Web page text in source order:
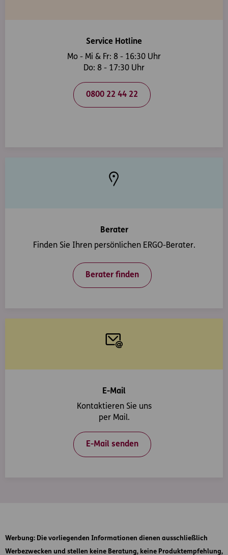
Service Hotline
Mo - Mi & Fr: 8 - 16:30 Uhr
Do: 8 - 17:30 Uhr
0800 22 44 22
Berater
Finden Sie Ihren persönlichen ERGO-Berater.
Berater finden
E-Mail
Kontaktieren Sie uns
per Mail.
E-Mail senden
Werbung: Die vorliegenden Informationen dienen ausschließlich
Werbezwecken und stellen keine Beratung, keine Produktempfehlung,